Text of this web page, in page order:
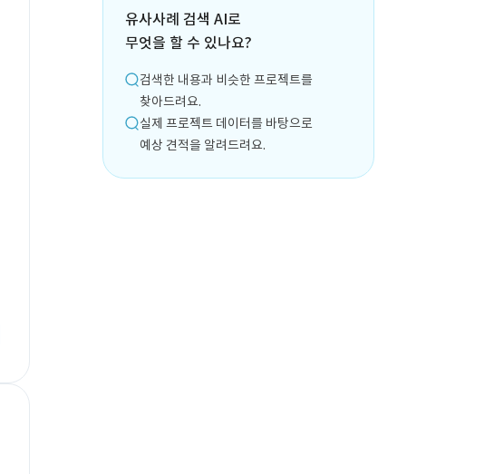
유사사례 검색 AI로
무엇을 할 수 있나요?
검색한 내용과 비슷한 프로젝트를
찾아드려요.
실제 프로젝트 데이터를 바탕으로
예상 견적을 알려드려요.